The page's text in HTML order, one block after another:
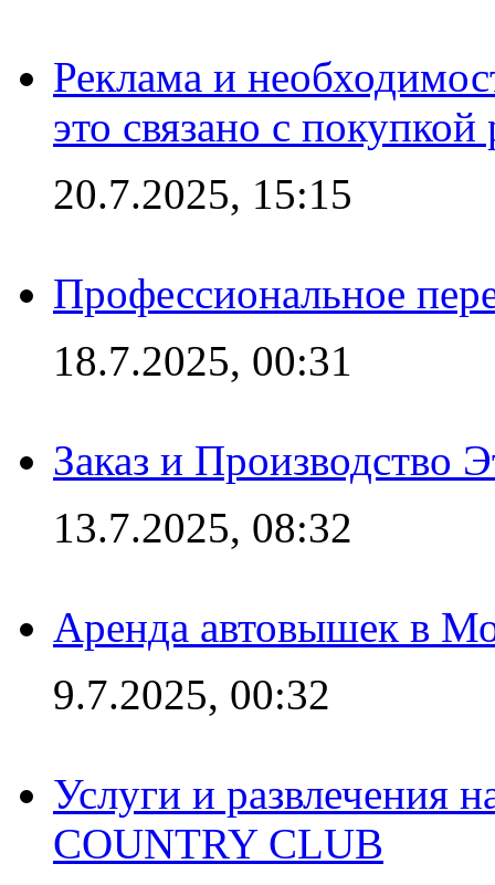
Реклама и
это связано с покупкой
20.7.2025, 15:15
Профессиональное
18.7.2025, 00:31
Заказ и Производство
13.7.2025, 08:32
Аренда автовышек в
9.7.2025, 00:32
Услуги и развлечения
COUNTRY CLUB